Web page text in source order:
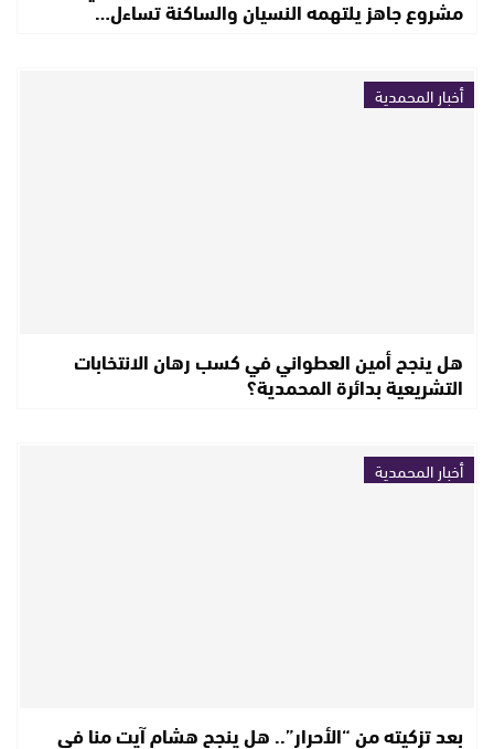
مشروع جاهز يلتهمه النسيان والساكنة تساءل…
أخبار المحمدية
هل ينجح أمين العطواني في كسب رهان الانتخابات
التشريعية بدائرة المحمدية؟
أخبار المحمدية
بعد تزكيته من “الأحرار”.. هل ينجح هشام آيت منا في